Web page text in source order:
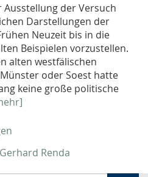
der Versuch
Darstellungen der
Neuzeit bis in die
Beispielen vorzustellen.
alten westfälischen
oder Soest hatte
keine große politische
Gerhard Renda